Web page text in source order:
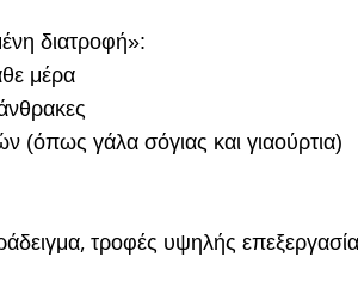
διατροφή»:
μέρα
(όπως γάλα σόγιας και γιαούρτια)
τροφές υψηλής